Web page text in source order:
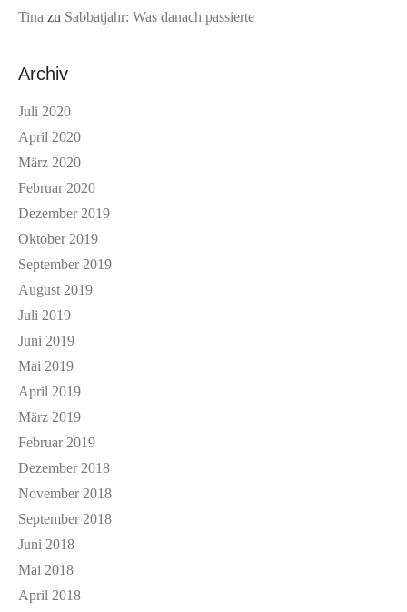
Tina zu Sabbatjahr: Was danach passierte
Archiv
Juli 2020
April 2020
März 2020
Februar 2020
Dezember 2019
Oktober 2019
September 2019
August 2019
Juli 2019
Juni 2019
Mai 2019
April 2019
März 2019
Februar 2019
Dezember 2018
November 2018
September 2018
Juni 2018
Mai 2018
April 2018